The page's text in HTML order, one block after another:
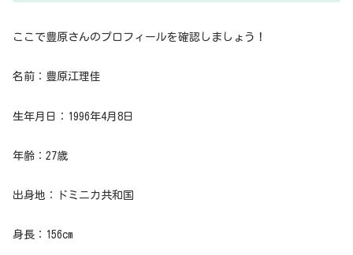
ここで豊原さんのプロフィールを確認しましょう！
名前：豊原江理佳
生年月日：1996年4月8日
年齢：27歳
出身地：ドミニカ共和国
身長：156cm